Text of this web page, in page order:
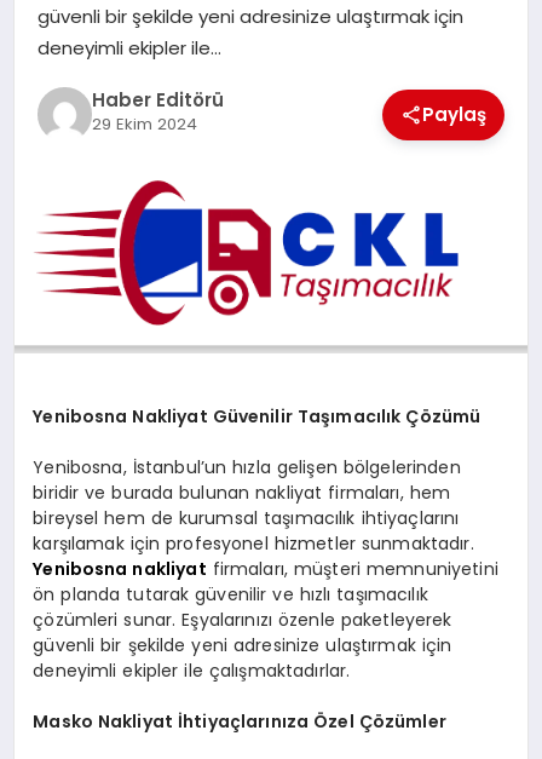
YAŞAM
güvenli bir şekilde yeni adresinize ulaştırmak için
deneyimli ekipler ile…
Haber Editörü
29 Ekim 2024 Paylaş
Yenibosna Nakliyat Güvenilir Taşımacılık Çözümü
Yenibosna, İstanbul’un hızla gelişen bölgelerinden
biridir ve burada bulunan nakliyat firmaları, hem
bireysel hem de kurumsal taşımacılık ihtiyaçlarını
karşılamak için profesyonel hizmetler sunmaktadır.
Yenibosna nakliyat firmaları, müşteri memnuniyetini
ön planda tutarak güvenilir ve hızlı taşımacılık
çözümleri sunar. Eşyalarınızı özenle paketleyerek
güvenli bir şekilde yeni adresinize ulaştırmak için
deneyimli ekipler ile çalışmaktadırlar.
Masko Nakliyat İhtiyaçlarınıza Özel Çözümler